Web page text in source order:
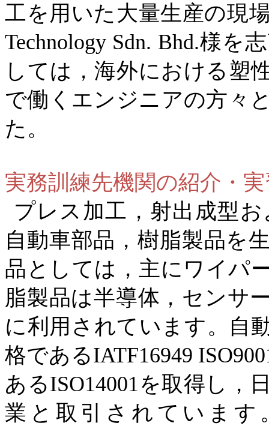
工を用いた大量生産の現
Technology Sdn. Bhd.様を
しては，海外における塑
で働くエンジニアの方々
た。
実務訓練先機関の紹介・
プレス加工，射出成型
自動車部品，樹脂製品を
品としては，主にワイパ
脂製品は半導体，センサ
に利用されています。自
格であるIATF16949
あるISO14001を取得し，
業と取引されています